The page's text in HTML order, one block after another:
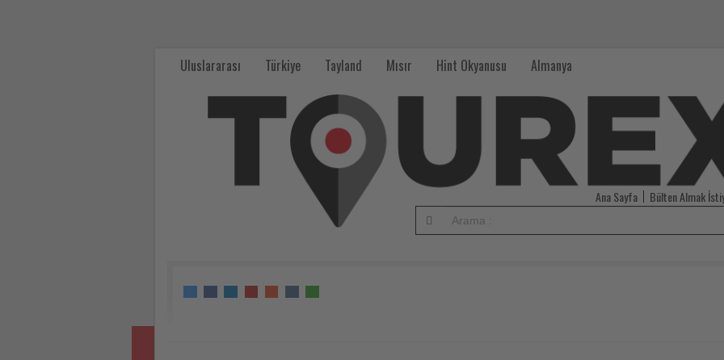
Uluslararası Türkiye Tayland Mısır Hint Okyanusu Almanya
Ana Sayfa Bülten Almak